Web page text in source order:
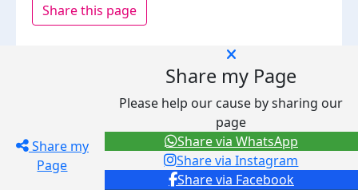
Share this page
Share my
Page
Share my Page
Please help our cause by sharing our
page
Share via Facebook
Share via Instagram
Share via WhatsApp